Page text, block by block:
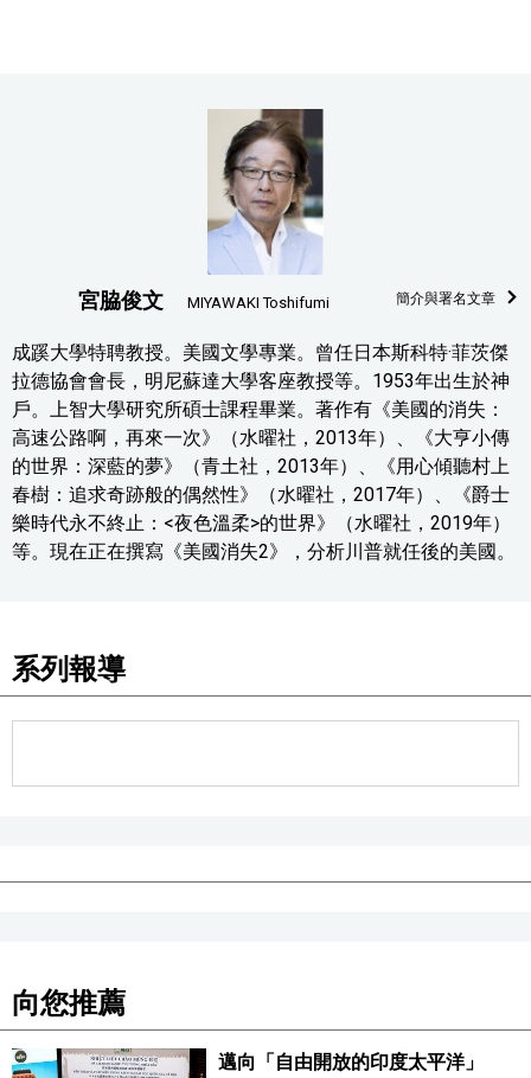
宮脇俊文 MIYAWAKI Toshifumi 簡介與署名文章
成蹊大學特聘教授。美國文學專業。曾任日本斯科特·菲茨傑
拉德協會會長，明尼蘇達大學客座教授等。1953年出生於神
戶。上智大學研究所碩士課程畢業。著作有《美國的消失：
高速公路啊，再來一次》（水曜社，2013年）、《大亨小傳
的世界：深藍的夢》（青土社，2013年）、《用心傾聽村上
春樹：追求奇跡般的偶然性》（水曜社，2017年）、《爵士
樂時代永不終止：<夜色溫柔>的世界》（水曜社，2019年）
等。現在正在撰寫《美國消失2》，分析川普就任後的美國。
系列報導
向您推薦
邁向「自由開放的印度太平洋」